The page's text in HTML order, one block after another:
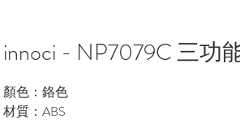
innoci - NP7079C 三功
顏色：鉻色
材質：ABS